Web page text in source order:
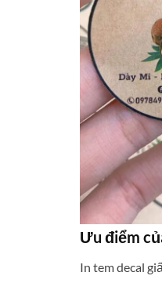
Ưu điểm
In tem decal